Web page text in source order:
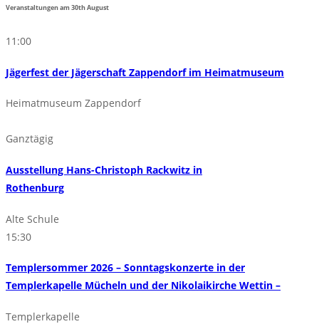
Veranstaltungen am30thAugust
11:00
Jägerfest der Jägerschaft Zappendorf im Heimatmuseum
Heimatmuseum Zappendorf
Ganztägig
Ausstellung Hans-Christoph Rackwitz in
Rothenburg
Alte Schule
15:30
Templersommer 2026 – Sonntagskonzerte in der
Templerkapelle Mücheln und der Nikolaikirche Wettin –
Templerkapelle